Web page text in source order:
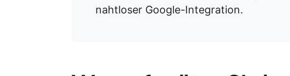
nahtloser Google-Integration.